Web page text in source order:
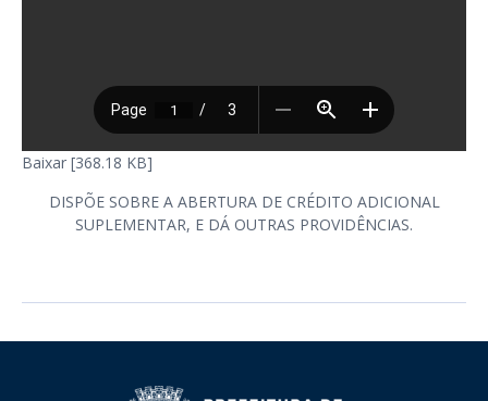
Baixar [368.18 KB]
DISPÕE SOBRE A ABERTURA DE CRÉDITO ADICIONAL
SUPLEMENTAR, E DÁ OUTRAS PROVIDÊNCIAS.